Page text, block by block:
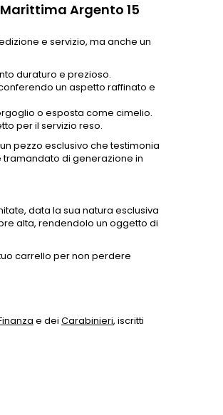
Argento 15
e servizio, ma anche un
duraturo e prezioso.
un aspetto raffinato e
o esposta come cimelio.
per il servizio reso.
pezzo esclusivo che testimonia
di generazione in
data la sua natura esclusiva
alta, rendendolo un oggetto di
carrello per non perdere
e dei Carabinieri, iscritti